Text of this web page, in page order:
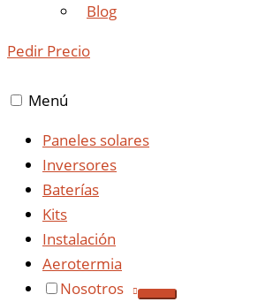
Blog
Pedir Precio
Menú
Paneles solares
Inversores
Baterías
Kits
Instalación
Aerotermia
Nosotros